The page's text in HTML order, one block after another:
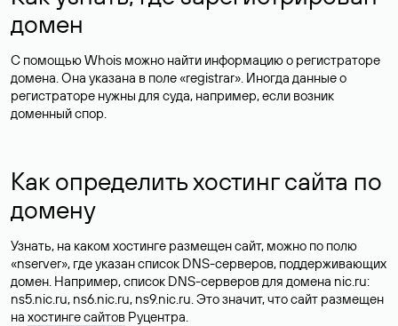
домен
С помощью Whois можно найти информацию о регистраторе
домена. Она указана в поле «registrar». Иногда данные о
регистраторе нужны для суда, например, если возник
доменный спор.
Как определить хостинг сайта по
домену
Узнать, на каком хостинге размещен сайт, можно по полю
«nserver», где указан список DNS-серверов, поддерживающих
домен. Например, список DNS-серверов для домена nic.ru:
ns5.nic.ru, ns6.nic.ru, ns9.nic.ru. Это значит, что сайт размещен
на хостинге сайтов Руцентра.